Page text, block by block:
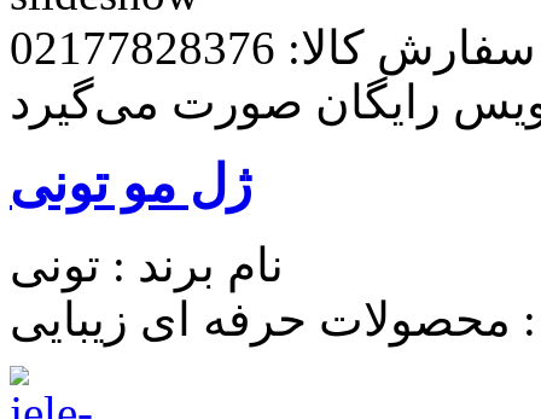
کالا: 02177828376
رایگان صورت می‌گیرد
ژل مو تونی
نام برند : تونی
حرفه ای زیبایی